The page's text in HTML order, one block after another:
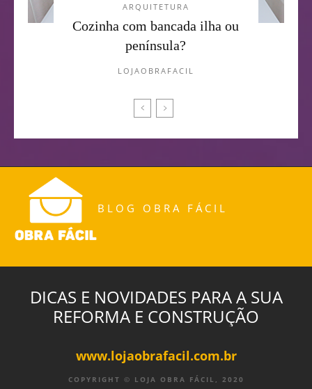
ARQUITETURA
Cozinha com bancada ilha ou
península?
LOJAOBRAFACIL
BLOG OBRA FÁCIL
DICAS E NOVIDADES PARA A SUA
REFORMA E CONSTRUÇÃO
www.lojaobrafacil.com.br
COPYRIGHT © LOJA OBRA FÁCIL, 2020